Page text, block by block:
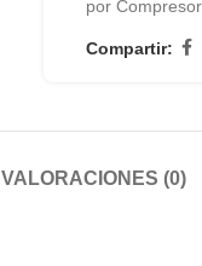
por Compresor,
Compartir:
VALORACIONES (0)